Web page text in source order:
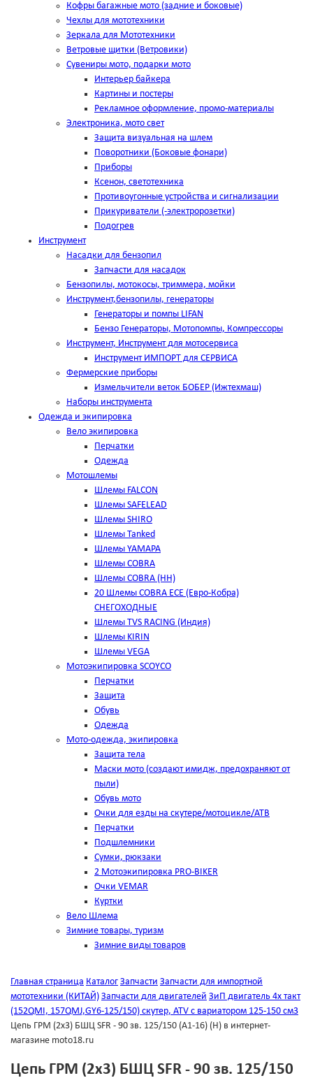
Кофры багажные мото (задние и боковые)
Чехлы для мототехники
Зеркала для Мототехники
Ветровые щитки (Ветровики)
Сувениры мото, подарки мото
Интерьер байкера
Картины и постеры
Рекламное оформление, промо-материалы
Электроника, мото свет
Защита визуальная на шлем
Поворотники (Боковые фонари)
Приборы
Ксенон, светотехника
Противоугонные устройства и сигнализации
Прикуриватели (-электророзетки)
Подогрев
Инструмент
Насадки для бензопил
Запчасти для насадок
Бензопилы, мотокосы, триммера, мойки
Инструмент,бензопилы, генераторы
Генераторы и помпы LIFAN
Бензо Генераторы, Мотопомпы, Компрессоры
Инструмент, Инструмент для мотосервиса
Инструмент ИМПОРТ для СЕРВИСА
Фермерские приборы
Измельчители веток БОБЕР (Ижтехмаш)
Наборы инструмента
Одежда и экипировка
Вело экипировка
Перчатки
Одежда
Мотошлемы
Шлемы FALCON
Шлемы SAFELEAD
Шлемы SHIRO
Шлемы Tanked
Шлемы YAMAPA
Шлемы COBRA
Шлемы COBRA (HH)
20 Шлемы COBRA ECE (Евро-Кобра)
СНЕГОХОДНЫЕ
Шлемы TVS RACING (Индия)
Шлемы KIRIN
Шлемы VEGA
Мотоэкипировка SCOYCO
Перчатки
Защита
Обувь
Одежда
Мото-одежда, экипировка
Защита тела
Маски мото (создают имидж, предохраняют от
пыли)
Обувь мото
Очки для езды на скутере/мотоцикле/АТВ
Перчатки
Подшлемники
Сумки, рюкзаки
2 Мотоэкипировка PRO-BIKER
Очки VEMAR
Куртки
Вело Шлема
Зимние товары, туризм
Зимние виды товаров
Главная страница Каталог Запчасти Запчасти для импортной
мототехники (КИТАЙ) Запчасти для двигателей ЗиП двигатель 4х такт
(152QMI, 157QMJ,GY6-125/150) скутер, ATV с вариатором 125-150 см3
Цепь ГРМ (2х3) БШЦ SFR - 90 зв. 125/150 (А1-16) (Н) в интернет-
магазине moto18.ru
Цепь ГРМ (2х3) БШЦ SFR - 90 зв. 125/150